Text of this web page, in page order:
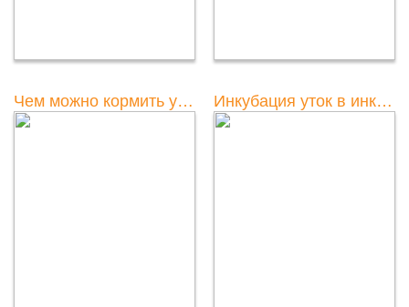
Чем можно кормить уток в городе? Инкубация уток в инкубаторе: таблица температуры и влажности